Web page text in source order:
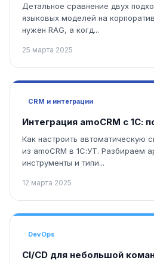
Детальное сравнение двух
языковых моделей на
нужен RAG, а когд...
25 марта 2025
CRM и интеграции
Интеграция amoCRM с 1С:
Как настроить автоматическую
из amoCRM в 1С:УТ. Разбираем
инструменты и типи...
12 марта 2025
DevOps
CI/CD для небольшой